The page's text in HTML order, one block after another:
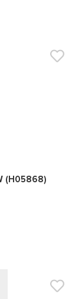
0 (H05868)